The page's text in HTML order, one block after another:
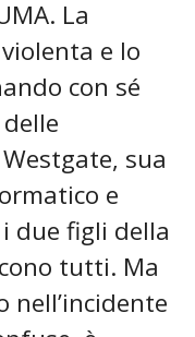
La
e lo
con sé
sua
e
due figli della
tutti. Ma
nell’incidente